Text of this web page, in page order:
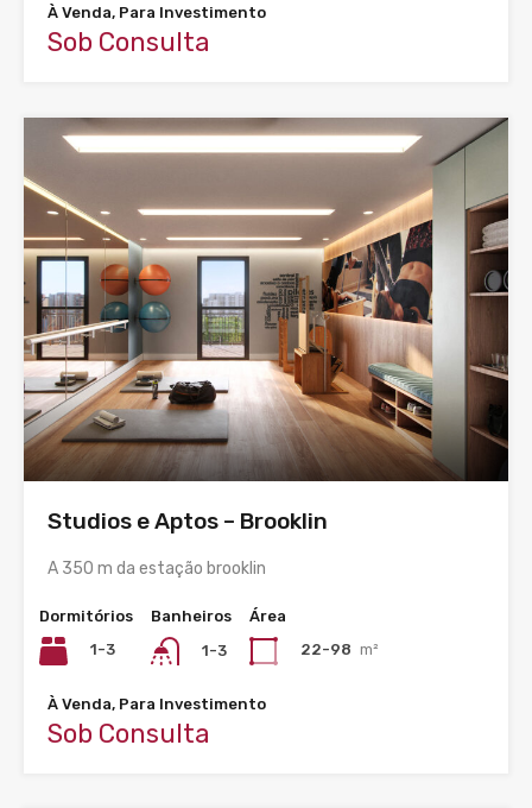
À Venda, Para Investimento
Sob Consulta
Studios e Aptos – Brooklin
A 350 m da estação brooklin
Dormitórios
1-3
Banheiros
1-3
Área
22-98 m²
À Venda, Para Investimento
Sob Consulta